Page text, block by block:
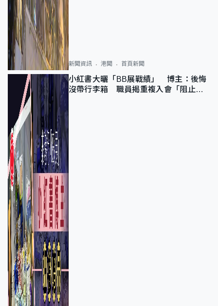
新聞資訊 港聞 首頁新聞
小紅書大曬「BB展戰績」 博主：後悔
沒帶行李箱 職員揭重複入會「阻止唔